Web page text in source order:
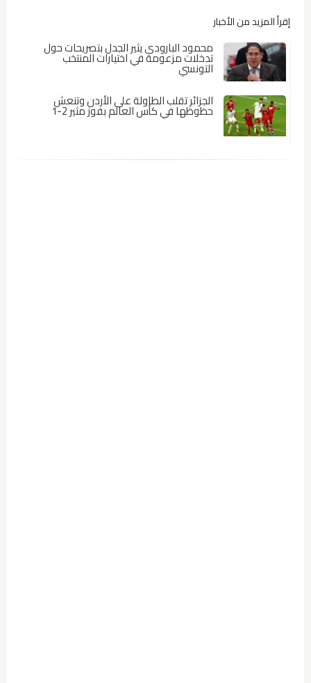
إقرأ المزيد من الأخبار
محمود البارودي يثير الجدل بتصريحات حول
تدخلات مزعومة في اختيارات المنتخب
التونسي
الجزائر تقلب الطاولة على الأردن وتنعش
حظوظها في كأس العالم بفوز مثير 2-1